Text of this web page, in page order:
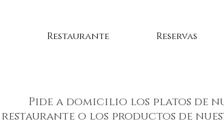
Restaurante Reservas
Pide a domicilio los platos de
restaurante o los productos de